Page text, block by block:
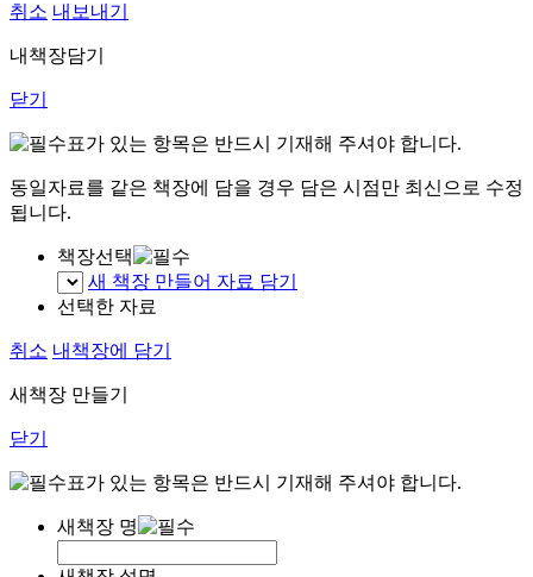
취소 내보내기
내책장담기
닫기
표가 있는 항목은 반드시 기재해 주셔야 합니다.
동일자료를 같은 책장에 담을 경우 담은 시점만 최신으로 수정
됩니다.
책장선택
새 책장 만들어 자료 담기
선택한 자료
취소 내책장에 담기
새책장 만들기
닫기
표가 있는 항목은 반드시 기재해 주셔야 합니다.
새책장 명